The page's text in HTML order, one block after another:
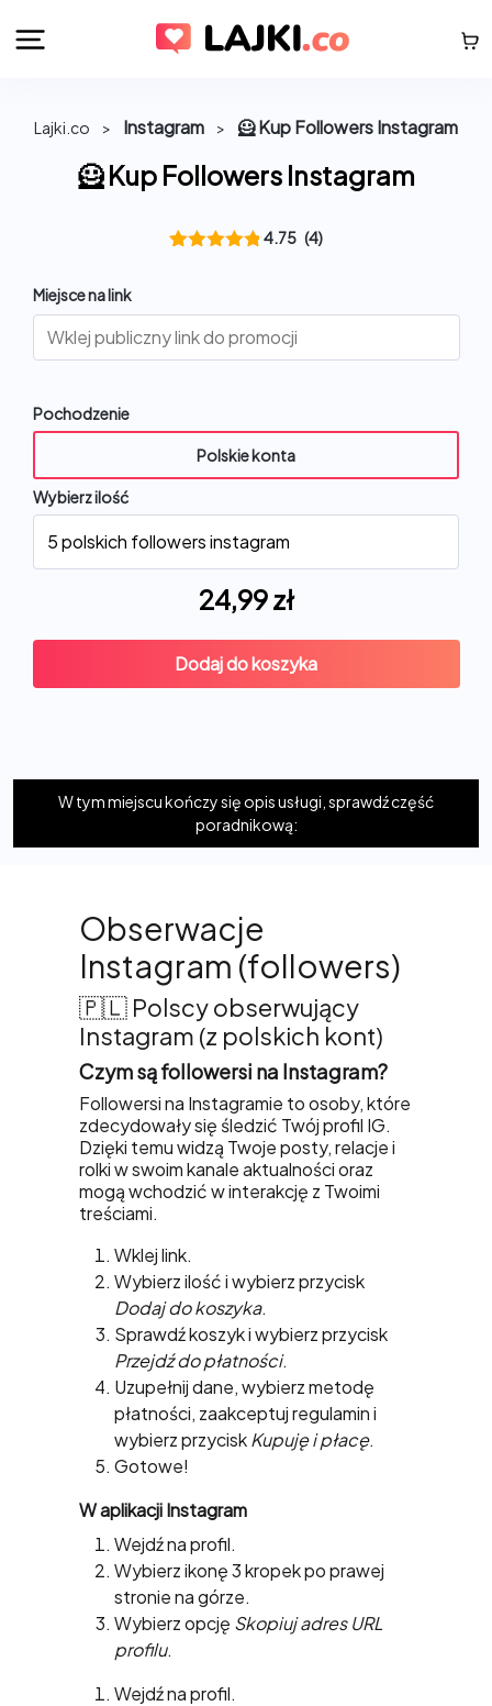
Lajki.co > Instagram > 🦸 Kup Followers Instagram
🦸 Kup Followers Instagram
podstawie
ocen
klientów
4.75 (4)
Miejsce na link
Pochodzenie
Polskie konta
Wybierz ilość
24,99zł
Dodaj do koszyka
W tym miejscu kończy się opis usługi, sprawdź część
poradnikową:
Obserwacje
Instagram (followers)
🇵🇱 Polscy obserwujący
Instagram (z polskich kont)
Czym są followersi na Instagram?
Followersi na Instagramie to osoby, które
zdecydowały się śledzić Twój profil IG.
Dzięki temu widzą Twoje posty, relacje i
rolki w swoim kanale aktualności oraz
mogą wchodzić w interakcję z Twoimi
treściami.
Jak kupić Followers Instagram?
Kup Followers Instagram. To proste:
Wklej link.
Wybierz ilość i wybierz przycisk
Dodaj do koszyka.
Sprawdź koszyk i wybierz przycisk
Przejdź do płatności.
Uzupełnij dane, wybierz metodę
płatności, zaakceptuj regulamin i
wybierz przyciskKupuję i płacę.
Gotowe!
Jak skopiować link do profilu na
Instagram?
W aplikacji Instagram
Wejdź na profil.
Wybierz ikonę 3 kropek po prawej
stronie na górze.
Wybierz opcję Skopiuj adres URL
profilu.
W przeglądarce
Wejdź na profil.